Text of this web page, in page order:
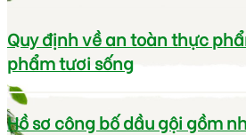
Quy định về an toàn thực
phẩm tươi sống
Hồ sơ công bố dầu gội gồm